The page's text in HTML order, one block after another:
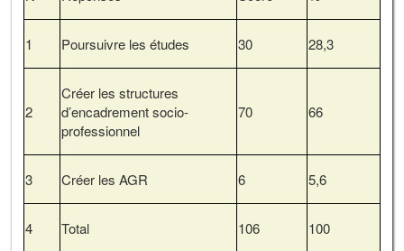
1 Poursuivre les études 30 28,3
2
Créer les structures
d’encadrement socio-
professionnel
70 66
3 Créer les AGR 6 5,6
4 Total 106 100